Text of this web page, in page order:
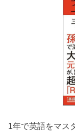
1年で英語をマス